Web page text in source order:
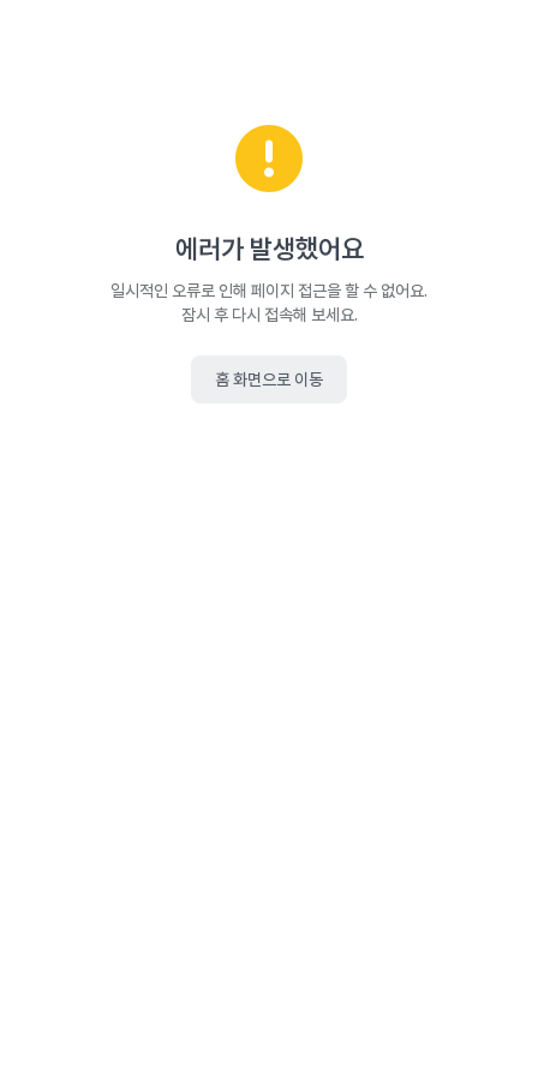
에러가 발생했어요
일시적인 오류로 인해 페이지 접근을 할 수 없어요.
잠시 후 다시 접속해 보세요.
홈 화면으로 이동